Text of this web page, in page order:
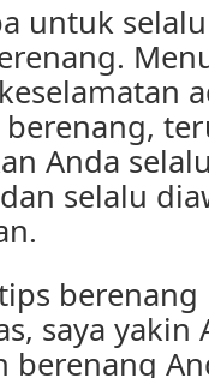
untuk
Anda
selalu
saya yakin
berenang